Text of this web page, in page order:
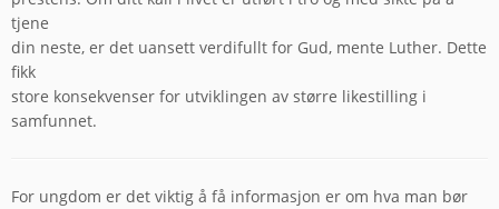
tjene
din neste, er det uansett verdifullt for Gud, mente Luther. Dette
fikk
store konsekvenser for utviklingen av større likestilling i
samfunnet.
For ungdom er det viktig å få informasjon er om hva man bør